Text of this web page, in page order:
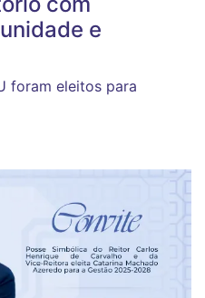
e
foram eleitos para